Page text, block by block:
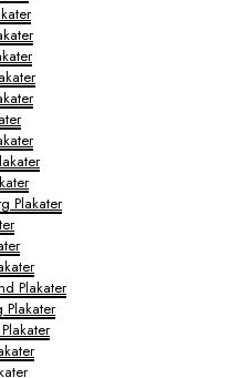
Plakater
Plakater
Plakater